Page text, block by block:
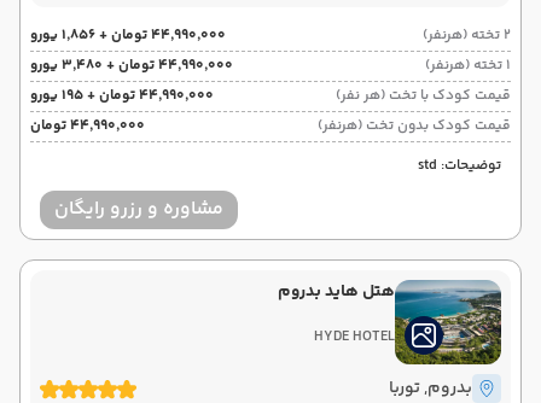
2 تخته (هرنفر)
۴۴٬۹۹۰٬۰۰۰ تومان + ۱٬۸۵۶ یورو
1 تخته (هرنفر)
۴۴٬۹۹۰٬۰۰۰ تومان + ۳٬۴۸۰ یورو
قیمت کودک با تخت (هر نفر)
۴۴٬۹۹۰٬۰۰۰ تومان + ۱۹۵ یورو
قیمت کودک بدون تخت (هرنفر)
۴۴٬۹۹۰٬۰۰۰ تومان
توضیحات: std
مشاوره و رزرو رایگان
هتل هاید بدروم
HYDE HOTEL
بدروم, توربا